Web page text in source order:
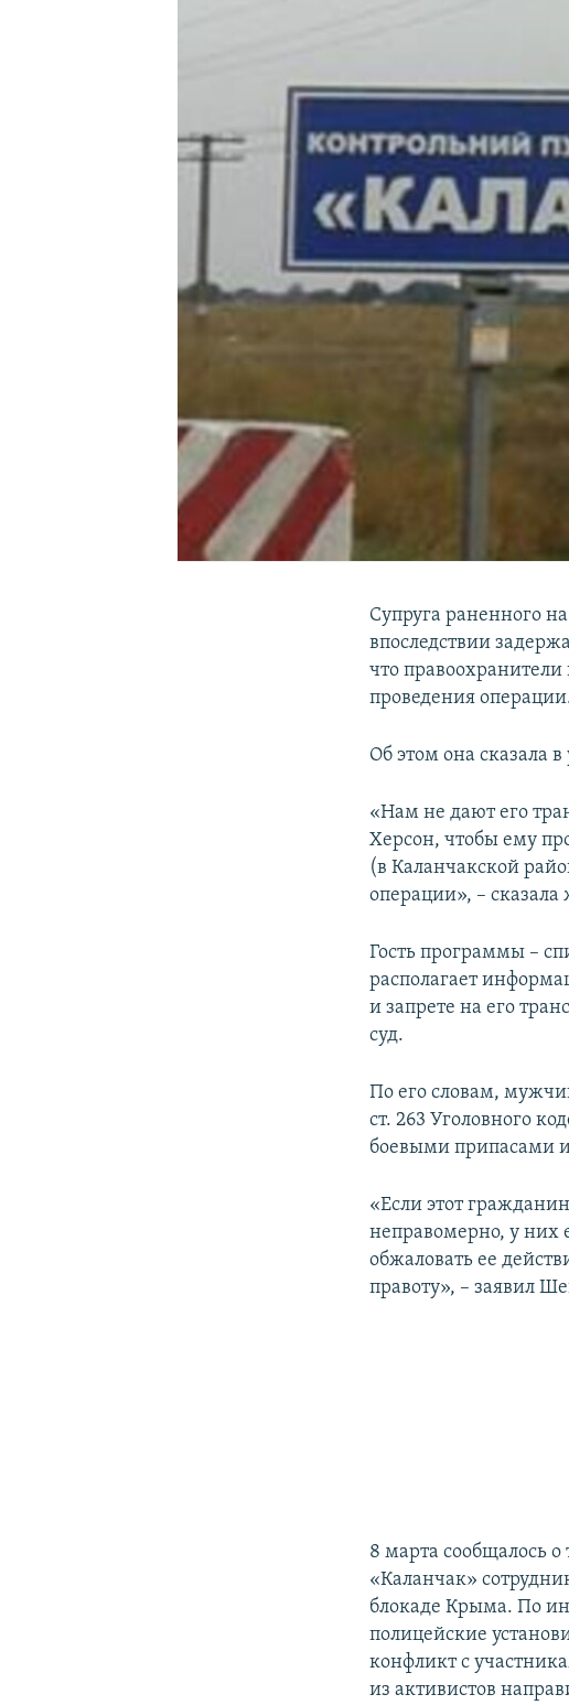
Супруга раненного
впоследствии
что
проведения
Об этом она сказала
«Нам не дают его
Херсон, чтобы ему
(в Каланчакской
операции», –
Гость программы –
располагает
и запрете на его
суд.
По его словам,
ст. 263 Уголовного
боевыми припасами
«Если этот
неправомерно, у них
обжаловать ее
правоту», – заявил
8 марта сообщалось
«Каланчак»
блокаде Крыма. По
полицейские
конфликт с
из активистов